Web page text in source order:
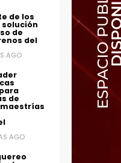
de los
solución
de
del
AGO
de
AGO